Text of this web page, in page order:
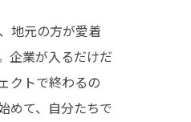
地元の方が愛着
企業が入るだけだ
クトで終わるの
めて、自分たちで
ハイパー縁側@梅田
祭
ハイパー縁側@車山